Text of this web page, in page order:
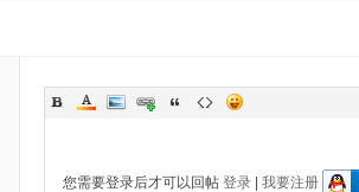
您需要登录后才可以回帖 登录| 我要注册